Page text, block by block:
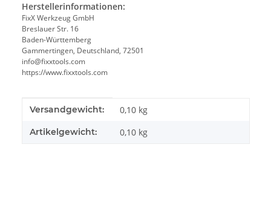
Herstellerinformationen:
FixX Werkzeug GmbH
Breslauer Str. 16
Baden-Württemberg
Gammertingen, Deutschland, 72501
info@fixxtools.com
https://www.fixxtools.com
Produkteigenschaft
Wert
Versandgewicht: 0,10 kg
Artikelgewicht: 0,10 kg